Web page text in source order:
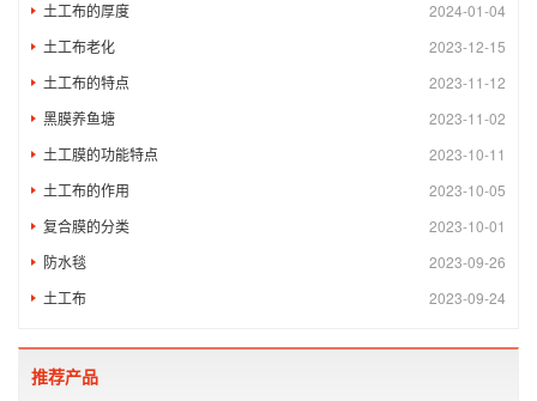
2024-01-04
土工布的厚度
2023-12-15
土工布老化
2023-11-12
土工布的特点
2023-11-02
黑膜养鱼塘
2023-10-11
土工膜的功能特点
2023-10-05
土工布的作用
2023-10-01
复合膜的分类
2023-09-26
防水毯
2023-09-24
土工布
推荐产品